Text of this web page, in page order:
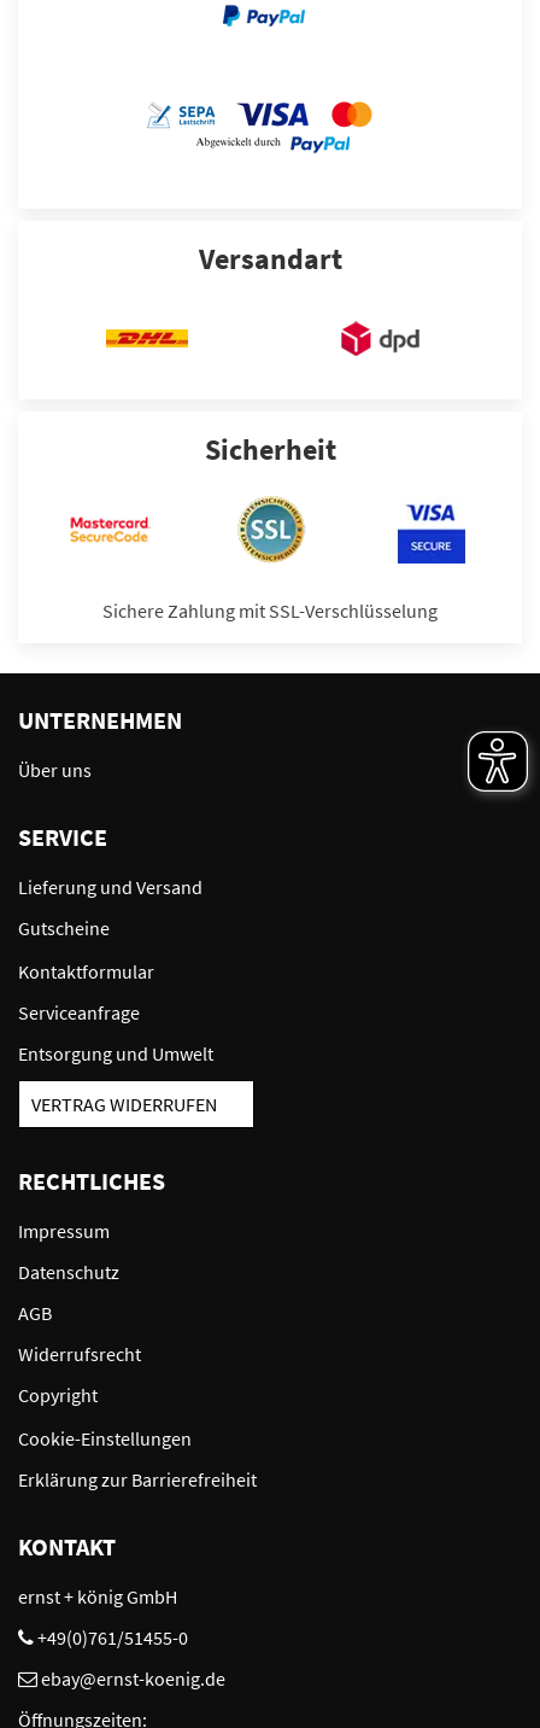
Versandart
Sicherheit
Sichere Zahlung mit SSL-Verschlüsselung
UNTERNEHMEN
Über uns
SERVICE
Lieferung und Versand
Gutscheine
Kontaktformular
Serviceanfrage
Entsorgung und Umwelt
VERTRAG WIDERRUFEN
RECHTLICHES
Impressum
Datenschutz
AGB
Widerrufsrecht
Copyright
Cookie-Einstellungen
Erklärung zur Barrierefreiheit
KONTAKT
ernst + könig GmbH
+49(0)761/51455-0
ebay@ernst-koenig.de
Öffnungszeiten: